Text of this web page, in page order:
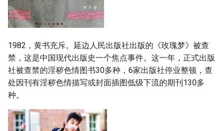
1982，黄书充斥。延边人民出版社出版的《玫瑰梦》被查
禁，这是中国现代出版史一个焦点事件。这一年，正式出版
社被查禁的淫秽色情图书30多种，6家出版社停业整顿，查
处因刊有淫秽色情描写或封面插图低级下流的期刊130多
种。